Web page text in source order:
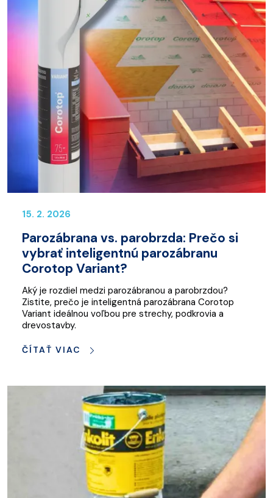
15. 2. 2026
Parozábrana vs. parobrzda: Prečo si
vybrať inteligentnú parozábranu
Corotop Variant?
Aký je rozdiel medzi parozábranou a parobrzdou?
Zistite, prečo je inteligentná parozábrana Corotop
Variant ideálnou voľbou pre strechy, podkrovia a
drevostavby.
ČÍTAŤ VIAC